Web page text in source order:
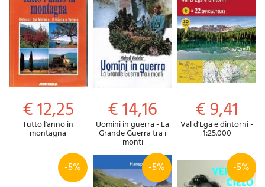
€ 12,25
Tutto l'anno in
montagna
€ 14,16
Uomini in guerra - La
Grande Guerra tra i
monti
€ 9,41
Val d'Ega e dintorni -
1:25.000
-5% -5% -5%